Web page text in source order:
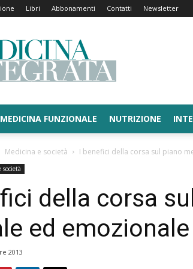
Libri Abbonamenti Contatti Newsletter
MEDICINA FUNZIONALE NUTRIZIONE
Medicina e società I benefici della corsa sul piano
società
della corsa
ed emozionale
2013